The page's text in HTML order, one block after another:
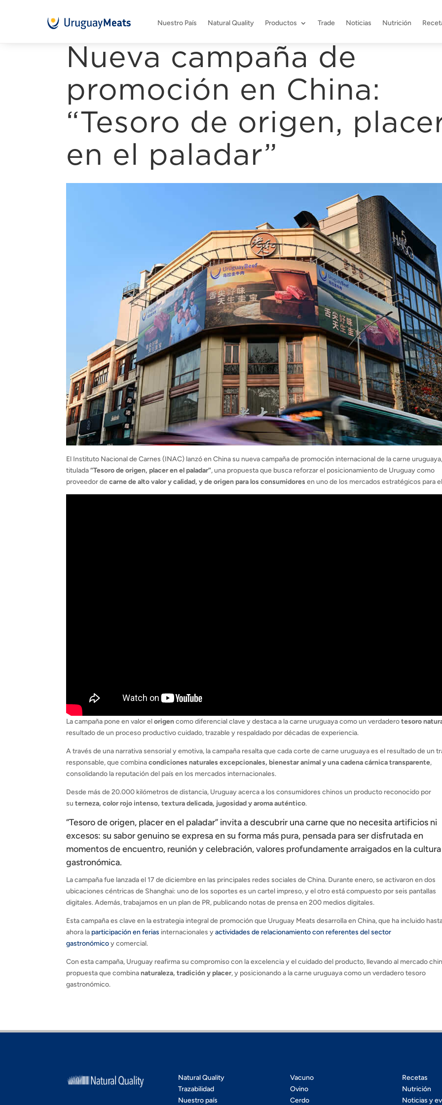
Nuestro País Natural Quality Productos Trade Noticias Nutrición
Nueva campaña de
promoción en China:
“Tesoro de origen,
en el paladar”
El Instituto Nacional de Carnes (INAC) lanzó en China su nueva campaña de promoción internacional de la carne uruguaya,
titulada“Tesoro de origen, placer en el paladar”, una propuesta que busca reforzar el posicionamiento de Uruguay como
proveedor decarne de alto valor y calidad, y de origen para los consumidoresen uno de los mercados estratégicos para
La campaña pone en valor elorigencomo diferencial clave y destaca a la carne uruguaya como un verdaderotesoro
resultado de un proceso productivo cuidado, trazable y respaldado por décadas de experiencia.
A través de una narrativa sensorial y emotiva, la campaña resalta que cada corte de carne uruguaya es el resultado de un
responsable, que combinacondiciones naturales excepcionales, bienestar animal y una cadena cárnica transparente,
consolidando la reputación del país en los mercados internacionales.
Desde más de 20.000 kilómetros de distancia, Uruguay acerca a los consumidores chinos un producto reconocido por
suterneza, color rojo intenso, textura delicada, jugosidad y aroma auténtico.
“Tesoro de origen, placer en el paladar” invita a descubrir una carne que no necesita artificios ni
excesos: su sabor genuino se expresa en su forma más pura, pensada para ser disfrutada en
momentos de encuentro, reunión y celebración, valores profundamente arraigados en la cultura
gastronómica.
La campaña fue lanzada el 17 de diciembre en las principales redes sociales de China. Durante enero, se activaron en dos
ubicaciones céntricas de Shanghai: uno de los soportes es un cartel impreso, y el otro está compuesto por seis pantallas
digitales. Además, trabajamos en un plan de PR, publicando notas de prensa en 200 medios digitales.
Esta campaña es clave en la estrategia integral de promoción que Uruguay Meats desarrolla en China, que ha incluido
ahora la participación en ferias internacionales yactividades de relacionamiento con referentes del sector
gastronómicoy comercial.
Con esta campaña, Uruguay reafirma su compromiso con la excelencia y el cuidado del producto, llevando al mercado
propuesta que combinanaturaleza, tradición y placer, y posicionando a la carne uruguaya como un verdadero tesoro
gastronómico.
Natural Quality
Trazabilidad
Nuestro país
Vacuno
Ovino
Cerdo
Recetas
Nutrición
Noticias y